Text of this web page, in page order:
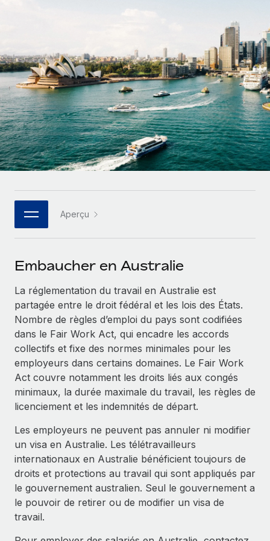
Intégrez et gérez vos freelances partout dans le monde
Sous-traitez les opérations complexes liées à l’emploi
INFRASTRUCTURE
Intégration Remote
Intégrez vos RH aux flux de travail en toute simplicité
Plateforme
Des fonctions RH clés intégrées pour votre équipe
Connectez n'importe quel outil d’IA à Remote grâce à
notre MCP
Rationalisez vos processus avec des outils essentiels
SERVICES
Demandez aux experts
Recevez des conseils d’experts sur les RH à
l’international et la conformité
Contrôles d’antécédents
Simplifiez vos processus de présélection des
candidats
Remote Watchtower
Gestion des appareils
Achetez et suivez vos équipements informatiques
dans le monde entier
CROISSANCE
Start-ups
Des solutions agiles et internationales pour les RH et la
paie des entreprises en pleine croissance
Entreprises intermédiaires
Développez vos équipes avec des solutions RH sur
mesure
Entreprise
Les RH à l’international pour les grandes entreprises
Partenaires stratégiques de la tech
Devenir partenaire
Explorez avec nous vos opportunités de partenariat
Bientôt disponible
Conseil en intégrations et automatisations assistées par
l’IA
ÉTUDES DE CAS
Découvrez les devises disponibles et les vitesses de
paiement pour vos freelances internationaux
APPRENDRE AVEC REMOTE
Recherche et guides
Études de cas
Checklists et modèles
Descriptions de postes
Salle de presse
Données sur les salaires et les talents
Centre de ressources
Obtenir de l’aide
Voir toutes les ressources
BLOG
Paie multipays
EOR et PEO
Gestion des freelances
Français
Deutsch
Español
Italiano
Português (Portugal)
日本語
한국어
Aperçu
Embaucher en Australie
La réglementation du travail en Australie est
partagée entre le droit fédéral et les lois des États.
Nombre de règles d’emploi du pays sont codifiées
dans le Fair Work Act, qui encadre les accords
collectifs et fixe des normes minimales pour les
employeurs dans certains domaines. Le Fair Work
Act couvre notamment les droits liés aux congés
minimaux, la durée maximale du travail, les règles de
licenciement et les indemnités de départ.
Les employeurs ne peuvent pas annuler ni modifier
un visa en Australie. Les télétravailleurs
internationaux en Australie bénéficient toujours de
droits et protections au travail qui sont appliqués par
le gouvernement australien. Seul le gouvernement a
le pouvoir de retirer ou de modifier un visa de
travail.